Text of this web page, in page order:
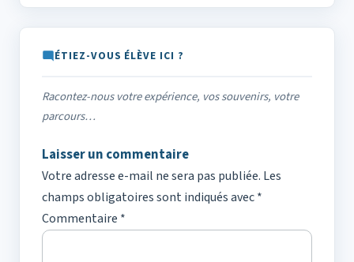
ÉTIEZ-VOUS ÉLÈVE ICI ?
Racontez-nous votre expérience, vos souvenirs, votre
parcours…
Laisser un commentaire
Votre adresse e-mail ne sera pas publiée. Les
champs obligatoires sont indiqués avec*
Commentaire *